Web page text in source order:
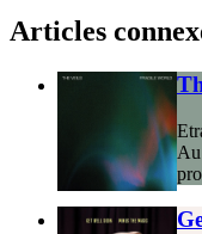
Articles